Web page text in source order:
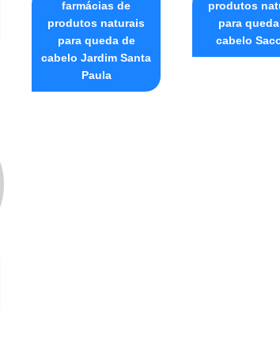
farmácias de
produtos naturais
para queda de
cabelo Jardim Santa
Paula
produtos
para
cabelo